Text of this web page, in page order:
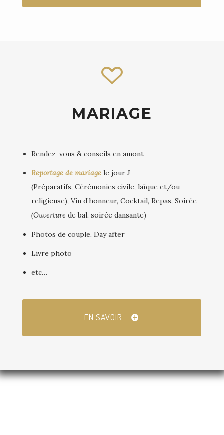
MARIAGE
Rendez-vous & conseils en amont
Reportage de mariagele jour J
(Préparatifs, Cérémonies civile, laïque et/ou
religieuse), Vin d’honneur, Cocktail, Repas, Soirée
(Ouverture de bal, soirée dansante)
Photos de couple, Day after
Livre photo
etc…
EN SAVOIR